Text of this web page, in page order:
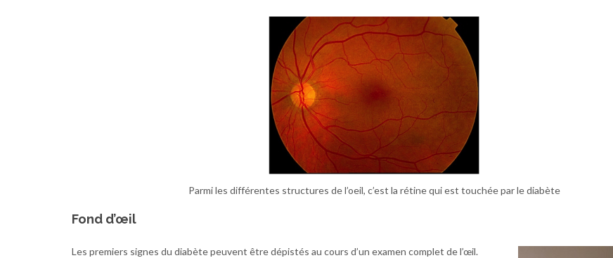
Parmi les différentes structures de l’oeil, c’est la rétine qui est touchée par le diabète
Fond d’œil
Les premiers signes du diabète peuvent être dépistés au cours d’un examen complet de l’œil.